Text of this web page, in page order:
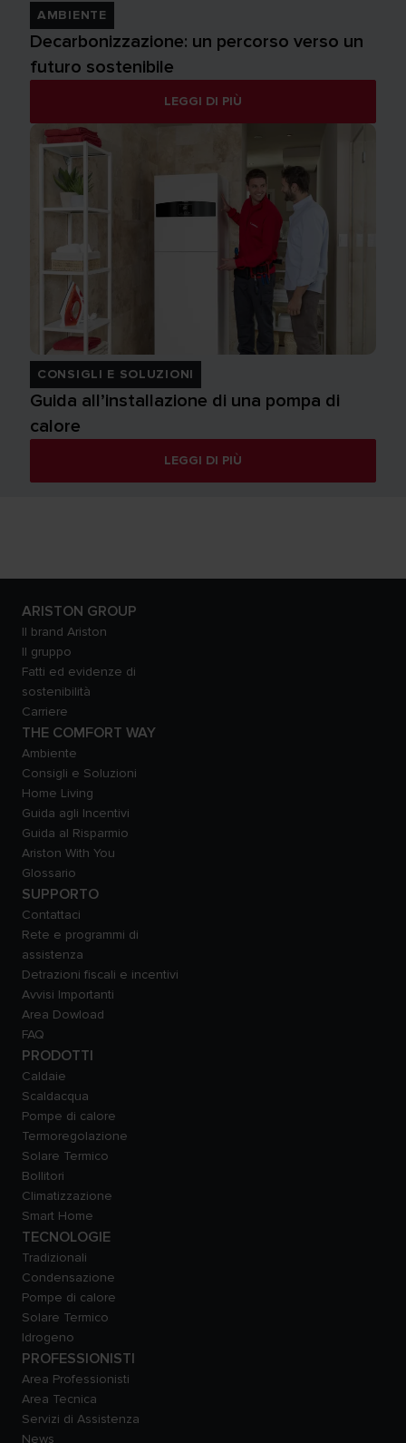
AMBIENTE
Decarbonizzazione: un percorso verso un
futuro sostenibile
LEGGI DI PIÙ
CONSIGLI E SOLUZIONI
Guida all’installazione di una pompa di
calore
LEGGI DI PIÙ
ARISTON GROUP
Il brand Ariston
Il gruppo
Fatti ed evidenze di
sostenibilità
Carriere
THE COMFORT WAY
Ambiente
Consigli e Soluzioni
Home Living
Guida agli Incentivi
Guida al Risparmio
Ariston With You
Glossario
SUPPORTO
Contattaci
Rete e programmi di
assistenza
Detrazioni fiscali e incentivi
Avvisi Importanti
Area Dowload
FAQ
PRODOTTI
Caldaie
Scaldacqua
Pompe di calore
Termoregolazione
Solare Termico
Bollitori
Climatizzazione
Smart Home
TECNOLOGIE
Tradizionali
Condensazione
Pompe di calore
Solare Termico
Idrogeno
PROFESSIONISTI
Area Professionisti
Area Tecnica
Servizi di Assistenza
News